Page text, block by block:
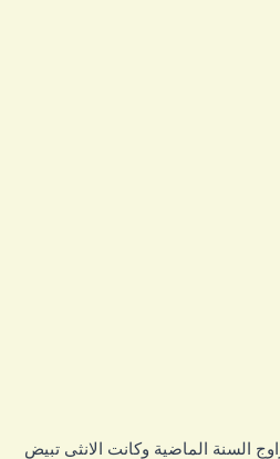
السنة الماضية وكانت الانثى تبيض